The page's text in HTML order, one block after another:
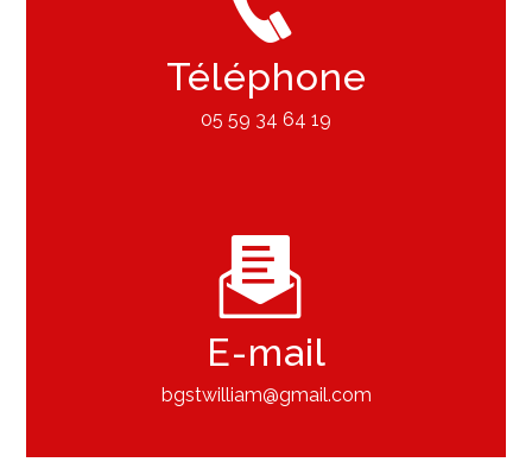
Téléphone
05 59 34 64 19
E-mail
bgstwilliam@gmail.com